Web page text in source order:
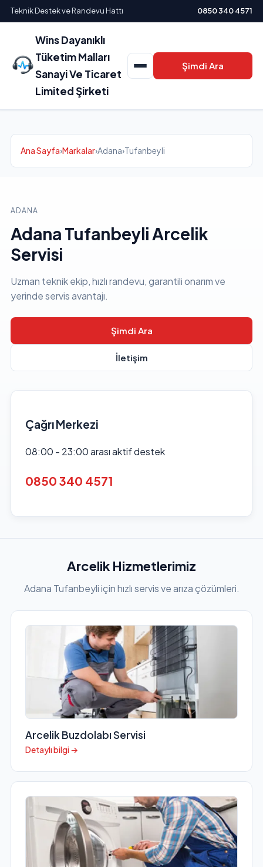
Teknik Destek ve Randevu Hattı 0850 340 4571
Wins Dayanıklı
Tüketim Malları
Sanayi Ve Ticaret
Limited Şirketi
Şimdi Ara
Ana Sayfa›Markalar›Adana›Tufanbeyli
ADANA
Adana Tufanbeyli Arcelik
Servisi
Uzman teknik ekip, hızlı randevu, garantili onarım ve
yerinde servis avantajı.
Şimdi Ara
İletişim
Çağrı Merkezi
08:00 - 23:00 arası aktif destek
0850 340 4571
Arcelik Hizmetlerimiz
Adana Tufanbeyli için hızlı servis ve arıza çözümleri.
Arcelik Buzdolabı Servisi
Detaylı bilgi →